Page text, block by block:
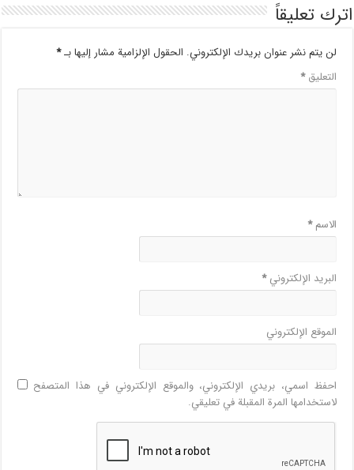
اترك تعليقاً
لن يتم نشر عنوان بريدك الإلكتروني. الحقول الإلزامية مشار إليها بـ*
التعليق*
الاسم*
البريد الإلكتروني*
الموقع الإلكتروني
احفظ اسمي، بريدي الإلكتروني، والموقع الإلكتروني في هذا المتصفح
لاستخدامها المرة المقبلة في تعليقي.